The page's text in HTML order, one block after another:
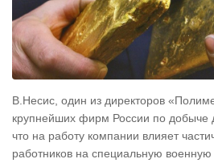
В.Несис, один из директоров
крупнейших фирм России по добыче
что на работу компании влияет
работников на специальную